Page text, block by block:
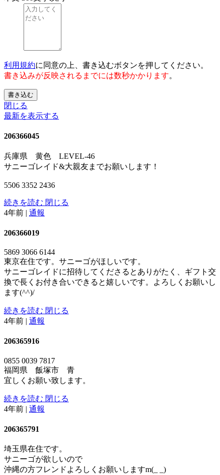
利用規約に同意の上、書き込むボタンを押してください。
書き込みが反映されるまでには数秒かかります。
書き込む
閉じる
最新を表示する
206366045
兵庫県 黄色 LEVEL-46
サニーゴレイド&大親友までお願いします！
5506 3352 2436
続きを読む 閉じる
4年前 | 通報
206366019
5869 3066 6144
東京在住です。サニーゴがほしいです。
サニーゴレイドに招待してくださるとありがたく、ギフト交
換で長くお付き合いできると嬉しいです。よろしくお願いし
ます(^^)/
続きを読む 閉じる
4年前 | 通報
206365916
0855 0039 7817
福岡県 飯塚市 青
宜しくお願い致します。
続きを読む 閉じる
4年前 | 通報
206365791
埼玉県在住です。
サニーゴが欲しいので
沖縄の方フレンドよろしくお願いしますm(_ _)